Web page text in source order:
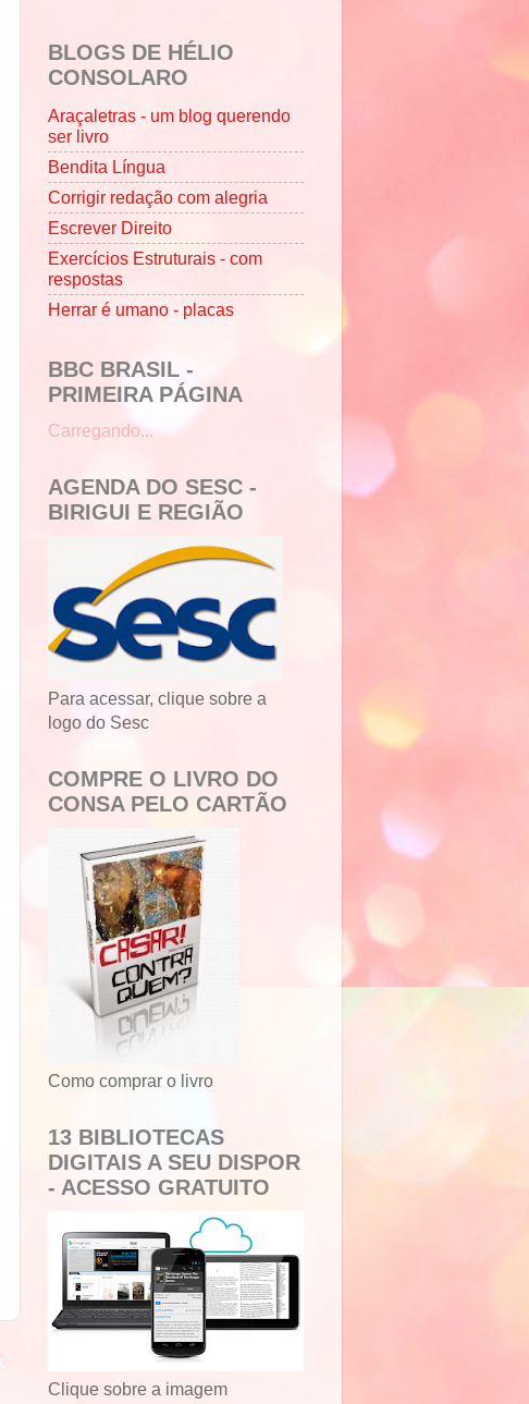
BLOGS DE HÉLIO
CONSOLARO
Araçaletras - um blog querendo
ser livro
Bendita Língua
Corrigir redação com alegria
Escrever Direito
Exercícios Estruturais - com
respostas
Herrar é umano - placas
BBC BRASIL -
PRIMEIRA PÁGINA
Carregando...
AGENDA DO SESC -
BIRIGUI E REGIÃO
Para acessar, clique sobre a
logo do Sesc
COMPRE O LIVRO DO
CONSA PELO CARTÃO
Como comprar o livro
13 BIBLIOTECAS
DIGITAIS A SEU DISPOR
- ACESSO GRATUITO
Clique sobre a imagem